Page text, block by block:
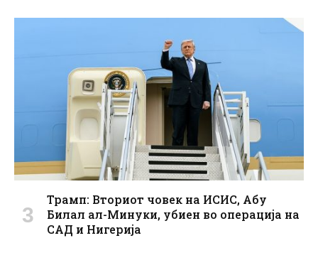
Трамп: Вториот човек на ИСИС, Абу
Билал ал-Минуки, убиен во операција на
САД и Нигерија